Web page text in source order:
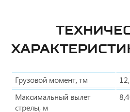
Грузовой момент, тм
Максимальный вылет
стрелы, м